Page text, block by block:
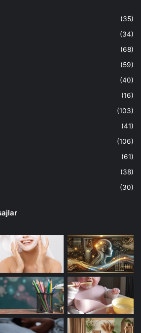
(35)
(34)
(68)
(59)
(40)
(16)
(103)
(41)
(106)
(61)
(38)
(30)